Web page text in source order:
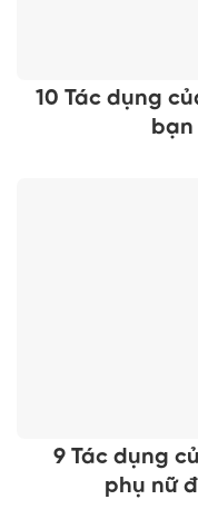
10 Tác dụng
9 Tác dụng
phụ nữ